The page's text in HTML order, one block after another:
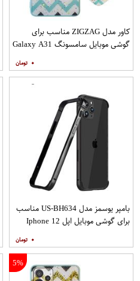
کاور مدل ZIGZAG مناسب برای
گوشی موبایل سامسونگ Galaxy A31
۰
بامپر یوسمز مدل US-BH634 مناسب
برای گوشی موبایل اپل Iphone 12
۰
5%